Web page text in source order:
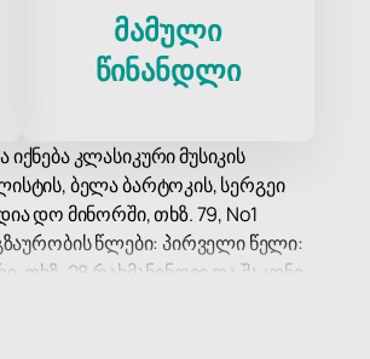
მამული
წინანდლი
კლასიკური მუსიკის
ბელა ბარტოკის, სერგეი
დო მინორში, თხზ. 79, No1
წლები: პირველი წელი:
თხზ. 28 რახმანინოვი და შაკონი